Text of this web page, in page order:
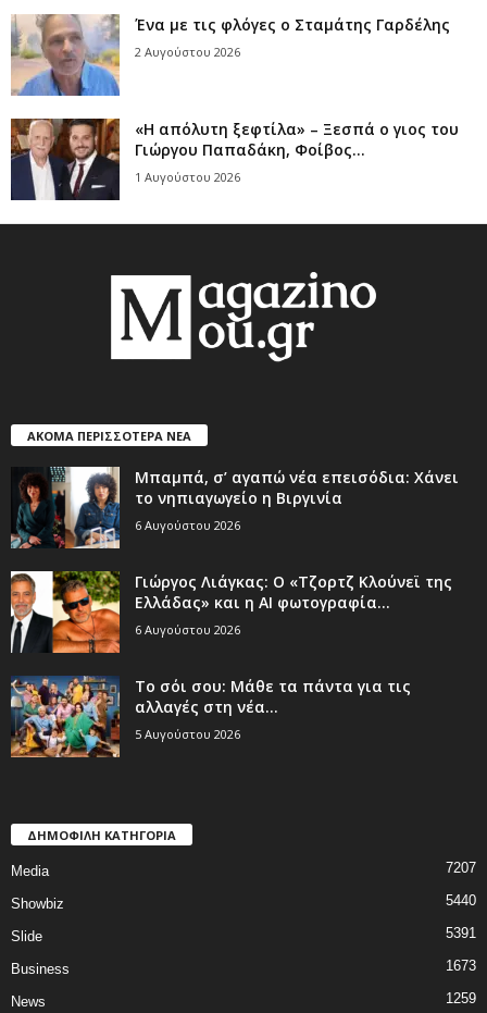
Ένα με τις φλόγες ο Σταμάτης Γαρδέλης
2 Αυγούστου 2026
«Η απόλυτη ξεφτίλα» – Ξεσπά ο γιος του
Γιώργου Παπαδάκη, Φοίβος...
1 Αυγούστου 2026
ΑΚΟΜΑ ΠΕΡΙΣΣΟΤΕΡΑ ΝΕΑ
Μπαμπά, σ’ αγαπώ νέα επεισόδια: Χάνει
το νηπιαγωγείο η Βιργινία
6 Αυγούστου 2026
Γιώργος Λιάγκας: Ο «Τζορτζ Κλούνεϊ της
Ελλάδας» και η AI φωτογραφία...
6 Αυγούστου 2026
Το σόι σου: Μάθε τα πάντα για τις
αλλαγές στη νέα...
5 Αυγούστου 2026
ΔΗΜΟΦΙΛΗ ΚΑΤΗΓΟΡΙΑ
Media 7207
Showbiz 5440
Slide 5391
Business 1673
News 1259